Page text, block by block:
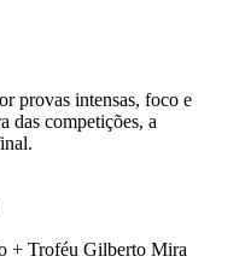
provas intensas, foco e
das competições, a
+ Troféu Gilberto Mira